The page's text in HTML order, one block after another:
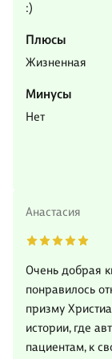
:)
Плюсы
Жизненная
Минусы
Нет
Анастасия
Очень добрая
понравилось
призму
истории, где
пациентам, к